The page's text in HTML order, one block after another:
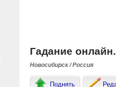
Гадание
Новосибирск / Россия
Поднять